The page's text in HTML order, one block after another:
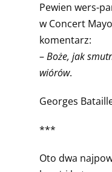
Pewien wers-
w Concert
komentarz:
–Boże, jak
wiórów.
Georges
***
Oto dwa